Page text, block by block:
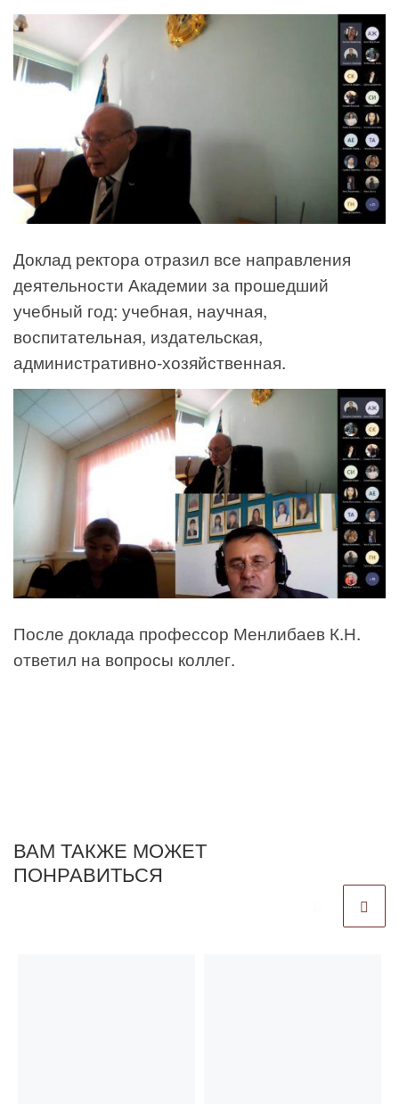
Доклад ректора отразил все направления
деятельности Академии за прошедший
учебный год: учебная, научная,
воспитательная, издательская,
административно-хозяйственная.
После доклада профессор Менлибаев К.Н.
ответил на вопросы коллег.
ВАМ ТАКЖЕ МОЖЕТ
ПОНРАВИТЬСЯ